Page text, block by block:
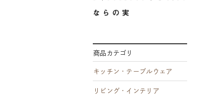
商品カテゴリ
キッチン・テーブルウェア
リビング・インテリア